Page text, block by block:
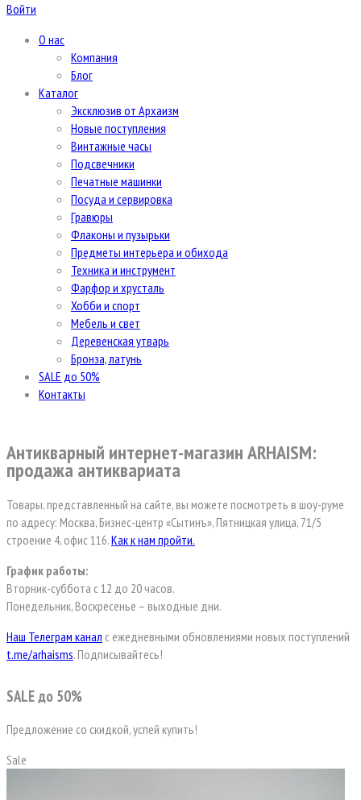
Войти
О нас
Компания
Блог
Каталог
Эксклюзив от Архаизм
Новые поступления
Винтажные часы
Подсвечники
Печатные машинки
Посуда и сервировка
Гравюры
Флаконы и пузырьки
Предметы интерьера и обихода
Техника и инструмент
Фарфор и хрусталь
Хобби и спорт
Мебель и свет
Деревенская утварь
Бронза, латунь
SALE до 50%
Контакты
Антикварный интернет-магазин ARHAISM:
продажа антиквариата
Товары, представленный на сайте, вы можете посмотреть в шоу-руме
по адресу: Москва, Бизнес-центр «Сытинъ», Пятницкая улица, 71/5
строение 4, офис 116.Как к нам пройти.
График работы:
Вторник-суббота с 12 до 20 часов.
Понедельник, Воскресенье – выходные дни.
Наш Телеграм канал с ежедневными обновлениями новых поступлений
t.me/arhaisms. Подписывайтесь!
SALE до 50%
Предложение со скидкой, успей купить!
Sale